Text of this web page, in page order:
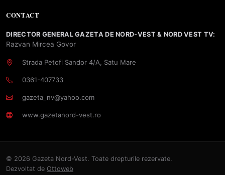
CONTACT
DIRECTOR GENERAL GAZETA DE NORD-VEST & NORD VEST TV:
Razvan Mircea Govor
Strada Petofi Sandor 4/A, Satu Mare
0361-407733
gazeta_nv@yahoo.com
www.gazetanord-vest.ro
© 2026 Gazeta Nord-Vest. Toate drepturile rezervate.
Dezvoltat de Ottoweb